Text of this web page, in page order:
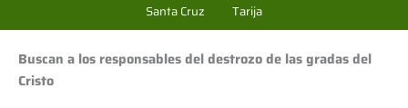
Santa Cruz
Tarija
Buscan a los responsables del destrozo de las gradas del
Cristo